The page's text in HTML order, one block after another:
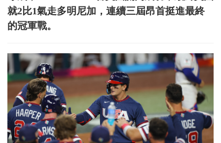
就2比1氣走多明尼加，連續三屆昂首挺進最終
的冠軍戰。